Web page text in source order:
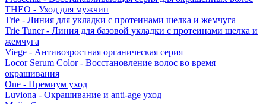
THEO - Уход для мужчин
Trie - Линия для укладки с протеинами шелка и жемчуга
Trie Tuner - Линия для базовой укладки с протеинами шелка и
жемчуга
Viege - Антивозростная органическая серия
Locor Serum Color - Восстановление волос во время
окрашивания
One - Премиум уход
Luviona - Окрашивание и anti-age уход